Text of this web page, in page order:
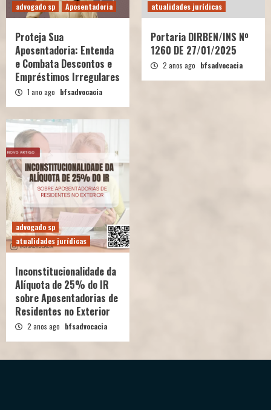
advogado sp Aposentadoria
Proteja Sua
Aposentadoria: Entenda
e Combata Descontos e
Empréstimos Irregulares
1 ano ago bfsadvocacia
atualidades jurídicas
Portaria DIRBEN/INS Nº
1260 DE 27/01/2025
2 anos ago bfsadvocacia
advogado sp
atualidades jurídicas
Inconstitucionalidade da
Alíquota de 25% do IR
sobre Aposentadorias de
Residentes no Exterior
2 anos ago bfsadvocacia